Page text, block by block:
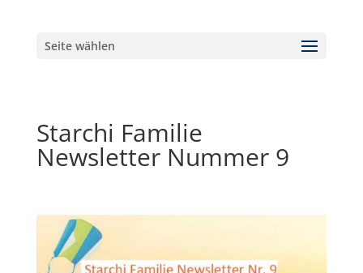
Seite wählen
Starchi Familie
Newsletter Nummer 9